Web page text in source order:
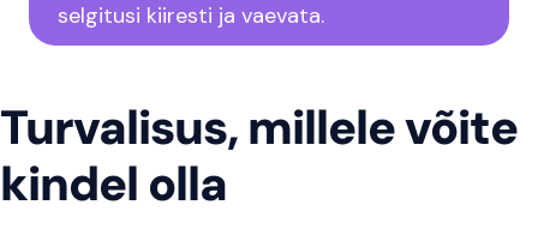
selgitusi kiiresti ja vaevata.
Turvalisus, millele võite
kindel olla